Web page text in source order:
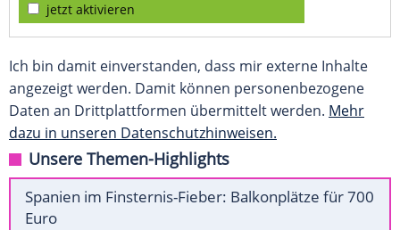
jetzt aktivieren
Ich bin damit einverstanden, dass mir externe Inhalte
angezeigt werden. Damit können personenbezogene
Daten an Drittplattformen übermittelt werden. Mehr
dazu in unseren Datenschutzhinweisen.
Unsere Themen-Highlights
Spanien im Finsternis-Fieber: Balkonplätze für 700
Euro